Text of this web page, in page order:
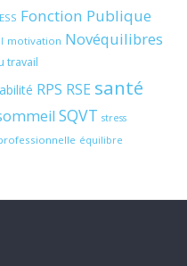
ESS Fonction Publique
motivation Novéquilibres
travail
RPS RSE santé
SQVT stress
équilibre